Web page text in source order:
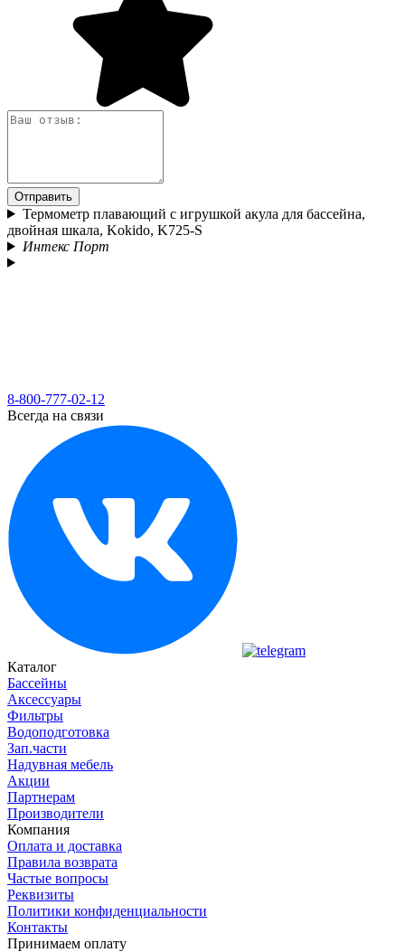
Отправить
Термометр плавающий с игрушкой акула для бассейна,
двойная шкала, Kokido, K725-S
Интекс Порт
8-800-777-02-12
Всегда на связи
Каталог
Бассейны
Аксессуары
Фильтры
Водоподготовка
Зап.части
Надувная мебель
Акции
Партнерам
Производители
Компания
Оплата и доставка
Правила возврата
Частые вопросы
Реквизиты
Политики конфиденциальности
Контакты
Принимаем оплату